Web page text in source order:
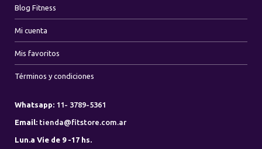
Blog Fitness
Mi cuenta
Mis favoritos
Términos y condiciones
Whatsapp: 11- 3789-5361
Email: tienda@fitstore.com.ar
Lun.a Vie de 9 -17 hs.